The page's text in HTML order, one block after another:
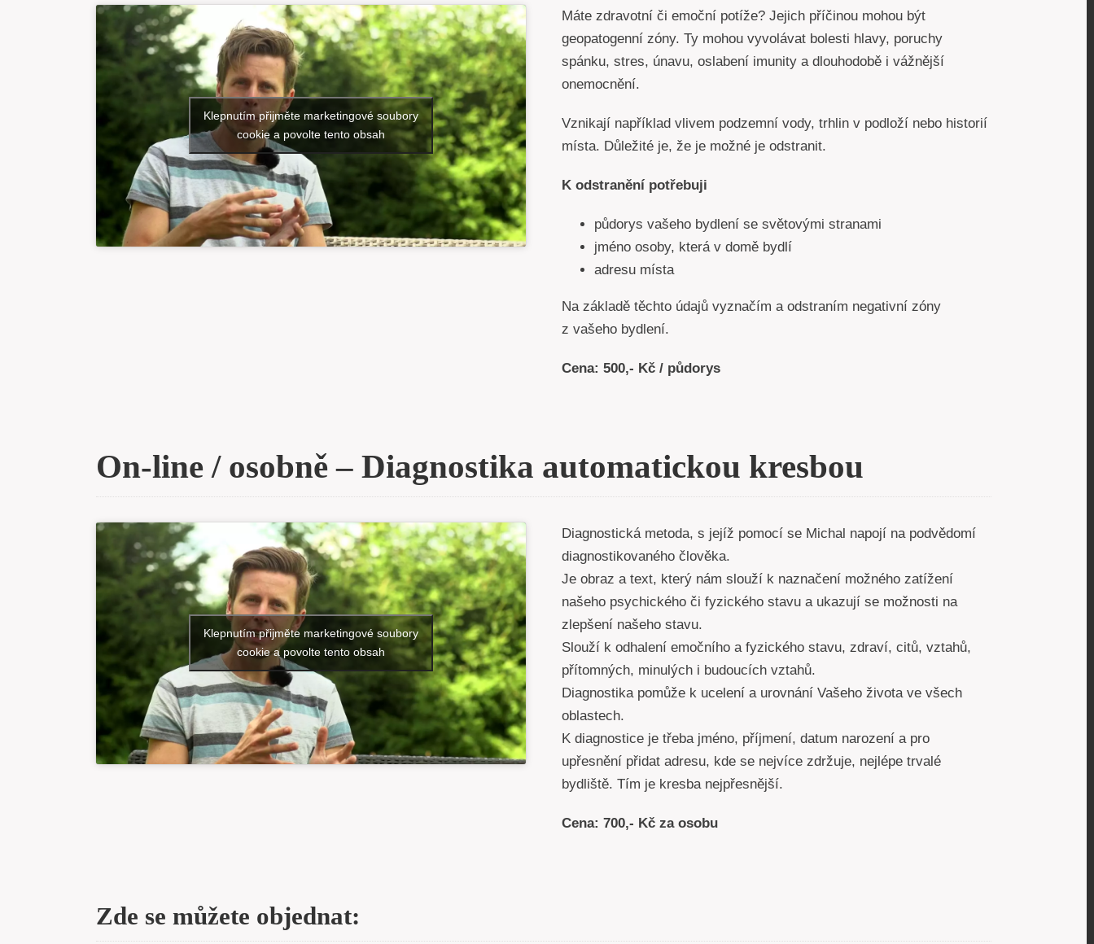
Klepnutím přijměte marketingové soubory
cookie a povolte tento obsah
Máte zdravotní či emoční potíže? Jejich příčinou mohou být
geopatogenní zóny. Ty mohou vyvolávat bolesti hlavy, poruchy
spánku, stres, únavu, oslabení imunity a dlouhodobě i vážnější
onemocnění.
Vznikají například vlivem podzemní vody, trhlin v podloží nebo historií
místa. Důležité je, že je možné je odstranit.
K odstranění potřebuji
půdorys vašeho bydlení se světovými stranami
jméno osoby, která v domě bydlí
adresu místa
Na základě těchto údajů vyznačím a odstraním negativní zóny
z vašeho bydlení.
Cena: 500,- Kč / půdorys
On-line / osobně – Diagnostika automatickou kresbou
Klepnutím přijměte marketingové soubory
cookie a povolte tento obsah
Diagnostická metoda, s jejíž pomocí se Michal napojí na podvědomí
diagnostikovaného člověka.
Je obraz a text, který nám slouží k naznačení možného zatížení
našeho psychického či fyzického stavu a ukazují se možnosti na
zlepšení našeho stavu.
Slouží k odhalení emočního a fyzického stavu, zdraví, citů, vztahů,
přítomných, minulých i budoucích vztahů.
Diagnostika pomůže k ucelení a urovnání Vašeho života ve všech
oblastech.
K diagnostice je třeba jméno, příjmení, datum narození a pro
upřesnění přidat adresu, kde se nejvíce zdržuje, nejlépe trvalé
bydliště. Tím je kresba nejpřesnější.
Cena: 700,- Kč za osobu
Zde se můžete objednat: